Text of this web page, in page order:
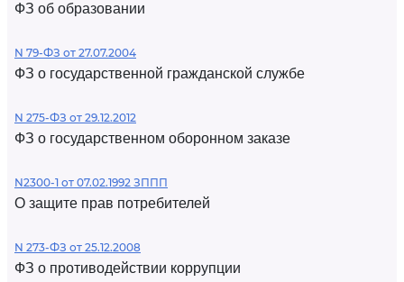
ФЗ об образовании
N 79-ФЗ от 27.07.2004
ФЗ о государственной гражданской службе
N 275-ФЗ от 29.12.2012
ФЗ о государственном оборонном заказе
N2300-1 от 07.02.1992 ЗППП
О защите прав потребителей
N 273-ФЗ от 25.12.2008
ФЗ о противодействии коррупции